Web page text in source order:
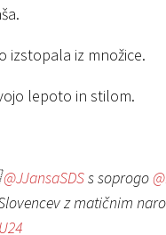
izstopala iz množice.
lepoto in stilom.
@JJansaSDSs soprogo
z matičnim